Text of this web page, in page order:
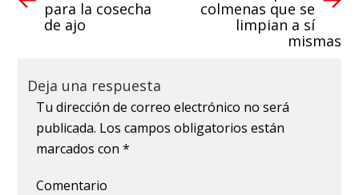
para la cosecha
de ajo
colmenas que se
limpian a sí
mismas
Deja una respuesta
Tu dirección de correo electrónico no será
publicada. Los campos obligatorios están
marcados con*
Comentario